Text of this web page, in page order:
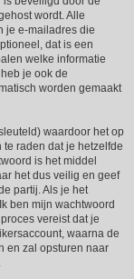
wordt. Alle
je e-mailadres die
dat is een
welke informatie
je ook de
worden gemaakt
waardoor het op
raden dat je hetzelfde
is het middel
het dus veilig en geef
partij. Als je het
ben mijn wachtwoord
vereist dat je
waarna de
en zal opsturen naar